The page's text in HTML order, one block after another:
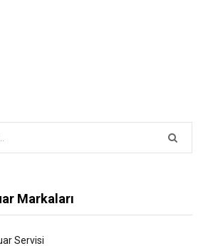
Markaları
Servisi